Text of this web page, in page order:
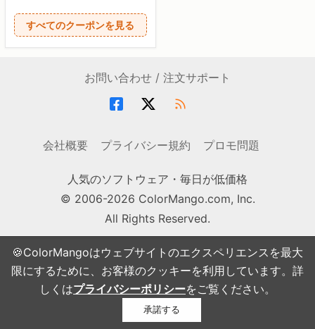
🍪ColorMangoはウェブサイトのエクスペリエンスを最大
限にするために、お客様のクッキーを利用しています。詳
しくはプライバシーポリシーをご覧ください。
承諾する
すべてのクーポンを見る
お問い合わせ / 注文サポート
会社概要 プライバシー規約 プロモ問題
人気のソフトウェア・毎日が低価格
© 2006-2026 ColorMango.com, Inc.
All Rights Reserved.